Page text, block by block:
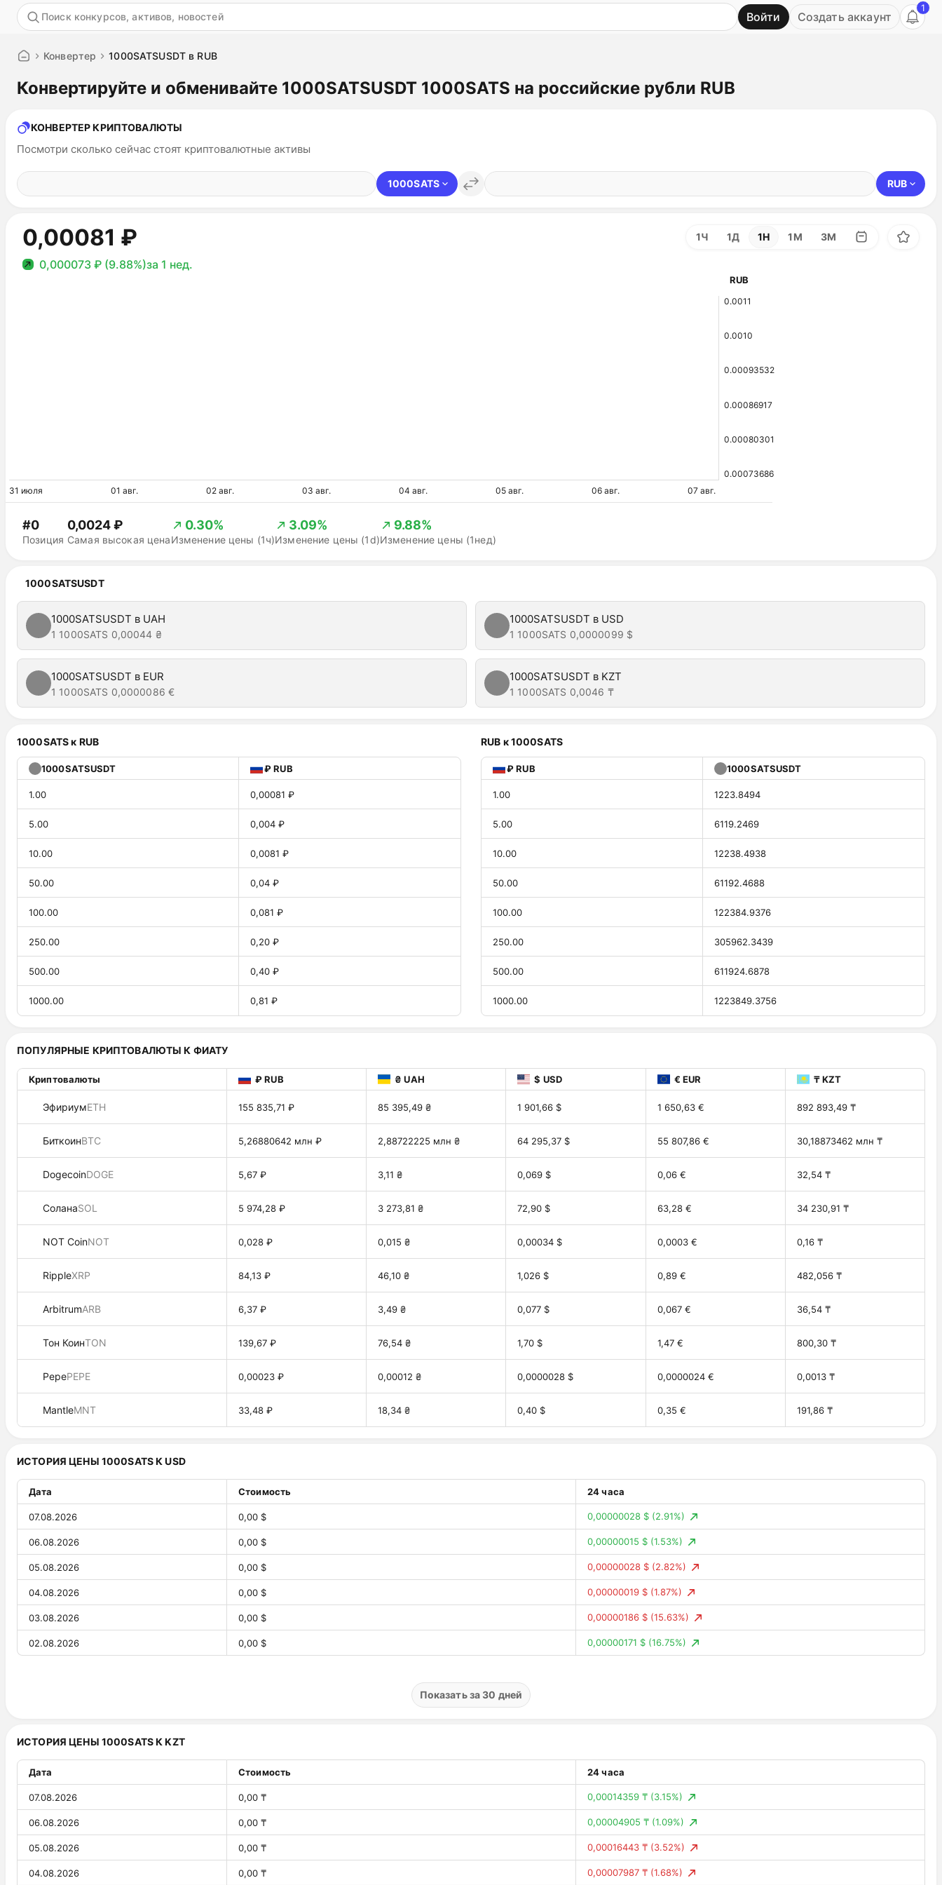
Войти Создать аккаунт
1
Конвертер 1000SATSUSDT в RUB
Конвертируйте и обменивайте 1000SATSUSDT 1000SATS на российские рубли RUB
КОНВЕРТЕР КРИПТОВАЛЮТЫ
Посмотри сколько сейчас стоят криптовалютные активы
1000SATS RUB
0,00081 ₽
0,000073 ₽ (9.88%)за 1 нед.
1Ч 1Д 1Н 1М 3М
31 июля 01 авг. 02 авг. 03 авг. 04 авг. 05 авг. 06 авг. 07 авг.
RUB
0.0011
0.0010
0.00093532
0.00086917
0.00080301
0.00073686
Позиция
#0
Самая высокая цена
0,0024 ₽
Изменение цены (1ч)
0.30%
Изменение цены (1d)
3.09%
Изменение цены (1нед)
9.88%
1000SATSUSDT
1000SATSUSDT в UAH
1 1000SATS 0,00044 ₴
1000SATSUSDT в USD
1 1000SATS 0,0000099 $
1000SATSUSDT в EUR
1 1000SATS 0,0000086 €
1000SATSUSDT в KZT
1 1000SATS 0,0046 ₸
1000SATS к RUB
1000SATSUSDT ₽ RUB
1.00 0,00081 ₽
5.00 0,004 ₽
10.00 0,0081 ₽
50.00 0,04 ₽
100.00 0,081 ₽
250.00 0,20 ₽
500.00 0,40 ₽
1000.00 0,81 ₽
RUB к 1000SATS
₽ RUB 1000SATSUSDT
1.00 1223.8494
5.00 6119.2469
10.00 12238.4938
50.00 61192.4688
100.00 122384.9376
250.00 305962.3439
500.00 611924.6878
1000.00 1223849.3756
ПОПУЛЯРНЫЕ КРИПТОВАЛЮТЫ К ФИАТУ
Криптовалюты ₽ RUB ₴ UAH $ USD € EUR ₸ KZT
ЭфириумETH 155 835,71 ₽ 85 395,49 ₴ 1 901,66 $ 1 650,63 € 892 893,49 ₸
БиткоинBTC 5,26880642 млн ₽ 2,88722225 млн ₴ 64 295,37 $ 55 807,86 € 30,18873462 млн ₸
DogecoinDOGE 5,67 ₽ 3,11 ₴ 0,069 $ 0,06 € 32,54 ₸
СоланаSOL 5 974,28 ₽ 3 273,81 ₴ 72,90 $ 63,28 € 34 230,91 ₸
NOT CoinNOT 0,028 ₽ 0,015 ₴ 0,00034 $ 0,0003 € 0,16 ₸
RippleXRP 84,13 ₽ 46,10 ₴ 1,026 $ 0,89 € 482,056 ₸
ArbitrumARB 6,37 ₽ 3,49 ₴ 0,077 $ 0,067 € 36,54 ₸
Тон КоинTON 139,67 ₽ 76,54 ₴ 1,70 $ 1,47 € 800,30 ₸
PepePEPE 0,00023 ₽ 0,00012 ₴ 0,0000028 $ 0,0000024 € 0,0013 ₸
MantleMNT 33,48 ₽ 18,34 ₴ 0,40 $ 0,35 € 191,86 ₸
ИСТОРИЯ ЦЕНЫ 1000SATS К USD
Дата Стоимость 24 часа
07.08.2026 0,00 $ 0,00000028 $ (2.91%)
06.08.2026 0,00 $ 0,00000015 $ (1.53%)
05.08.2026 0,00 $ 0,00000028 $ (2.82%)
04.08.2026 0,00 $ 0,00000019 $ (1.87%)
03.08.2026 0,00 $ 0,00000186 $ (15.63%)
02.08.2026 0,00 $ 0,00000171 $ (16.75%)
29.07.2026
28.07.2026 0,00 $ 0,00000039 $
27.07.2026 0,00 $ 0,00000039 $ (3.90%)
26.07.2026 0,00 $ 0,00000087 $ (9.52%)
25.07.2026 0,00 $ 0,00000028 $ (2.99%)
24.07.2026 0,00 $ 0,00000015 $ (1.57%)
Показать за 30 дней
ИСТОРИЯ ЦЕНЫ 1000SATS К KZT
Дата Стоимость 24 часа
07.08.2026 0,00 ₸ 0,00014359 ₸ (3.15%)
06.08.2026 0,00 ₸ 0,00004905 ₸ (1.09%)
05.08.2026 0,00 ₸ 0,00016443 ₸ (3.52%)
04.08.2026 0,00 ₸ 0,00007987 ₸ (1.68%)